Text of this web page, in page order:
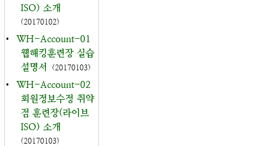
ISO) 소개
(20170102)
•
WH-Account-01
웹해킹훈련장 실습
설명서
(20170103)
•
WH-Account-02
회원정보수정 취약
점 훈련장(라이브
ISO) 소개
(20170103)